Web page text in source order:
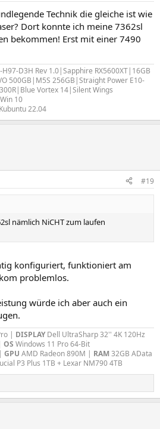
Technik die gleiche ist wie
Dort konnte ich meine 7362sl
bekommen! Erst mit einer 7490
D3H Rev 1.0|Sapphire RX5600XT|16GB
500GB|M5S 256GB|Straight Power E10-
Vortex 14|Silent Wings
10
22.04
#19
nämlich NiCHT zum laufen
konfiguriert, funktioniert am
problemlos.
würde ich aber auch ein
| DISPLAYDell UltraSharp 32'' 4K 120Hz
OS Windows 11 Pro 64-Bit
GPU AMD Radeon 890M | RAM32GB AData
P3 Plus 1TB + Lexar NM790 4TB